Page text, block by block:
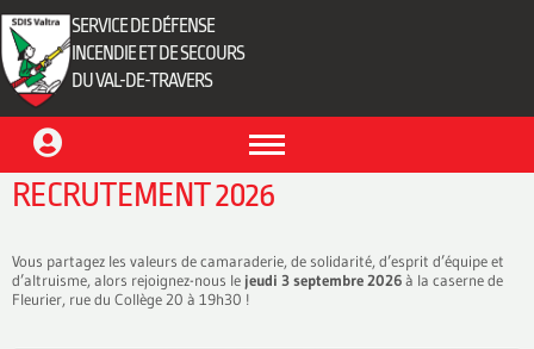
SERVICE DE DÉFENSE
INCENDIE ET DE SECOURS
DU VAL-DE-TRAVERS
RECRUTEMENT 2026
Vous partagez les valeurs de camaraderie, de solidarité, d’esprit d’équipe et
d’altruisme, alors rejoignez-nous le jeudi 3 septembre 2026à la caserne de
Fleurier, rue du Collège 20 à 19h30 !